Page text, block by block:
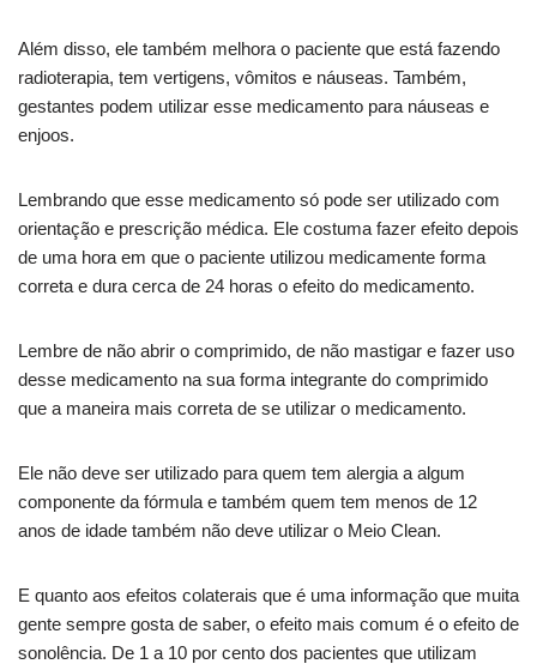
Além disso, ele também melhora o paciente que está fazendo
radioterapia, tem vertigens, vômitos e náuseas. Também,
gestantes podem utilizar esse medicamento para náuseas e
enjoos.
Lembrando que esse medicamento só pode ser utilizado com
orientação e prescrição médica. Ele costuma fazer efeito depois
de uma hora em que o paciente utilizou medicamente forma
correta e dura cerca de 24 horas o efeito do medicamento.
Lembre de não abrir o comprimido, de não mastigar e fazer uso
desse medicamento na sua forma integrante do comprimido
que a maneira mais correta de se utilizar o medicamento.
Ele não deve ser utilizado para quem tem alergia a algum
componente da fórmula e também quem tem menos de 12
anos de idade também não deve utilizar o Meio Clean.
E quanto aos efeitos colaterais que é uma informação que muita
gente sempre gosta de saber, o efeito mais comum é o efeito de
sonolência. De 1 a 10 por cento dos pacientes que utilizam